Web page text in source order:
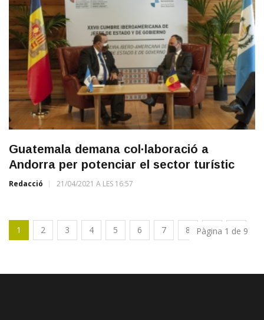
Guatemala demana col·laboració a
Andorra per potenciar el sector turístic
Redacció 21/04/2021 A LES 16:57
1 2 3 4 5 6 7 8 9
Pàgina 1 de 9